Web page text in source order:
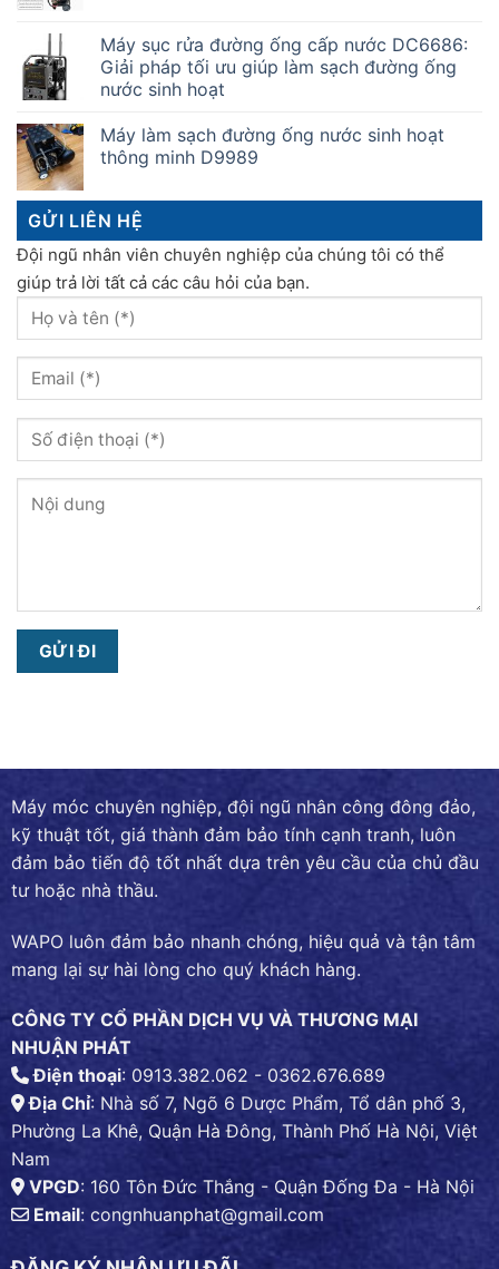
Máy sục rửa đường ống cấp nước DC6686:
Giải pháp tối ưu giúp làm sạch đường ống
nước sinh hoạt
Máy làm sạch đường ống nước sinh hoạt
thông minh D9989
GỬI LIÊN HỆ
Đội ngũ nhân viên chuyên nghiệp của chúng tôi có thể
giúp trả lời tất cả các câu hỏi của bạn.
Máy móc chuyên nghiệp, đội ngũ nhân công đông đảo,
kỹ thuật tốt, giá thành đảm bảo tính cạnh tranh, luôn
đảm bảo tiến độ tốt nhất dựa trên yêu cầu của chủ đầu
tư hoặc nhà thầu.
WAPO luôn đảm bảo nhanh chóng, hiệu quả và tận tâm
mang lại sự hài lòng cho quý khách hàng.
CÔNG TY CỔ PHẦN DỊCH VỤ VÀ THƯƠNG MẠI
NHUẬN PHÁT
Điện thoại: 0913.382.062 - 0362.676.689
Địa Chỉ: Nhà số 7, Ngõ 6 Dược Phẩm, Tổ dân phố 3,
Phường La Khê, Quận Hà Đông, Thành Phố Hà Nội, Việt
Nam
VPGD: 160 Tôn Đức Thắng - Quận Đống Đa - Hà Nội
Email: congnhuanphat@gmail.com